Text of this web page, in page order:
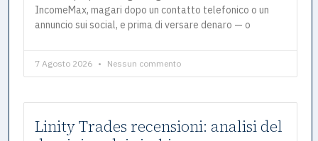
IncomeMax, magari dopo un contatto telefonico o un
annuncio sui social, e prima di versare denaro — o
7 Agosto 2026 Nessun commento
Linity Trades recensioni: analisi del